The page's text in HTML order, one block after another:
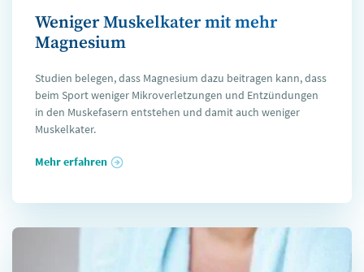
Weniger Muskelkater mit mehr
Magnesium
Studien belegen, dass Magnesium dazu beitragen kann, dass
beim Sport weniger Mikroverletzungen und Entzündungen
in den Muskefasern entstehen und damit auch weniger
Muskelkater.
Mehr erfahren